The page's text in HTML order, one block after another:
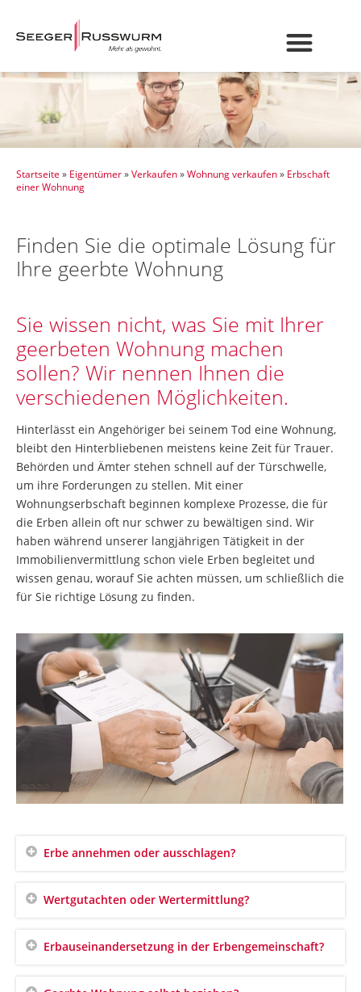
Startseite » Eigentümer»Verkaufen»Wohnung verkaufen» Erbschaft
einer Wohnung
Finden Sie die optimale Lösung für
Ihre geerbte Wohnung
Sie wissen nicht, was Sie mit Ihrer
geerbeten Wohnung machen
sollen? Wir nennen Ihnen die
verschiedenen Möglichkeiten.
Hinterlässt ein Angehöriger bei seinem Tod eine Wohnung,
bleibt den Hinterbliebenen meistens keine Zeit für Trauer.
Behörden und Ämter stehen schnell auf der Türschwelle,
um ihre Forderungen zu stellen. Mit einer
Wohnungserbschaft beginnen komplexe Prozesse, die für
die Erben allein oft nur schwer zu bewältigen sind. Wir
haben während unserer langjährigen Tätigkeit in der
Immobilienvermittlung schon viele Erben begleitet und
wissen genau, worauf Sie achten müssen, um schließlich die
für Sie richtige Lösung zu finden.
Erbe annehmen oder ausschlagen?
Wertgutachten oder Wertermittlung?
Erbauseinandersetzung in der Erbengemeinschaft?